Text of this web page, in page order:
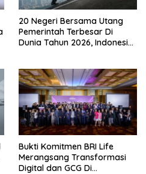
20 Negeri Bersama Utang
Pemerintah Terbesar Di
Dunia Tahun 2026, Indonesia
Bukti Komitmen BRI Life
Merangsang Transformasi
Digital dan GCG Di